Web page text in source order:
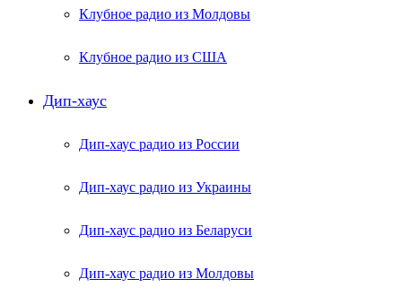
Клубное радио из Молдовы
Клубное радио из США
Дип-хаус
Дип-хаус радио из России
Дип-хаус радио из Украины
Дип-хаус радио из Беларуси
Дип-хаус радио из Молдовы